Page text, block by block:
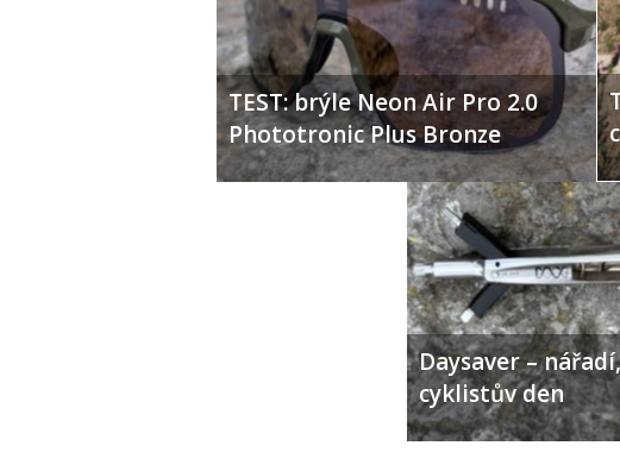
TEST: brýle Neon Air Pro 2.0
Phototronic Plus Bronze
Daysaver –
cyklistův den